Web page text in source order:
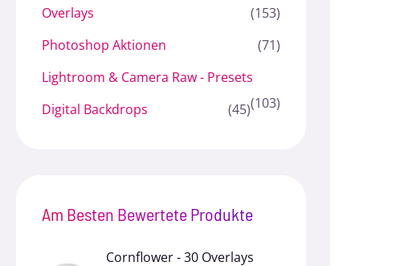
Overlays
(153)
Photoshop Aktionen
(71)
Lightroom & Camera Raw - Presets
(103)
Digital Backdrops (45)
Am Besten Bewertete Produkte
Cornflower - 30 Overlays